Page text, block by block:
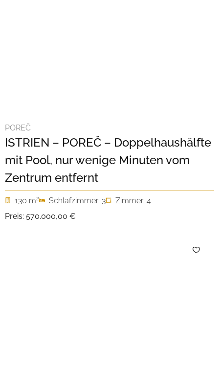
POREČ
ISTRIEN – POREČ – Doppelhaushälfte
mit Pool, nur wenige Minuten vom
Zentrum entfernt
130 m2 Schlafzimmer: 3
Zimmer: 4
Preis: 570.000,00 €